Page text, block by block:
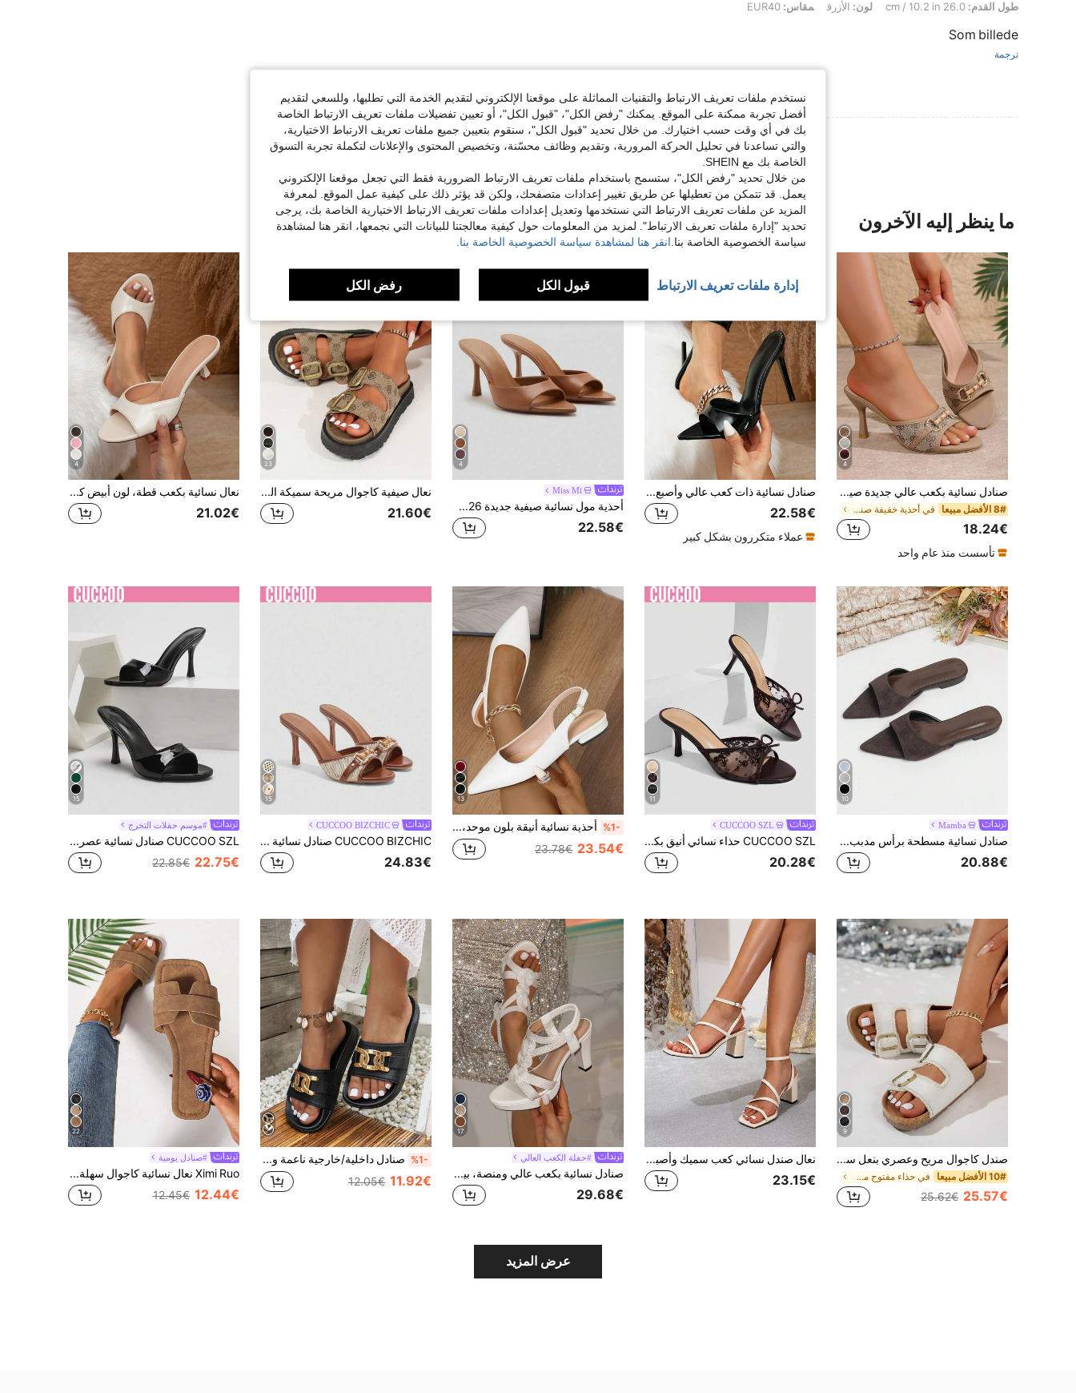
طول القدم: 26.0 cm / 10.2 in, لون: الأزرق, مقاس: EUR40
طول القدم: لون: الأزرق مقاس:
Som billede
ترجمة
مفيد (0)
ما ينظر إليه الآخرون
4
صنادل نسائية بكعب عالي جديدة صيفية بأسلوب فرنسي عتيق، كعب رفيع بأسلوب فاخر خفيف مع إبزيم حدوة الحصان، أحذية كعب رفيع أنيقة للخارج، صنادل بكعب عالي متعددة الاستخدامات للتنقل والمواعدة مفتوحة الأصابع، صنادل جاكار عتيقة أنيقة وجذابة للنساء
8# الأفضل مبيعا في أحذية خفيفة صنادل النساء
18.24€
تأسست منذ عام واحد
صنادل نسائية ذات كعب عالي وأصبع قدم مدبب، صنادل رباطية جديدة متعددة الاستخدامات للربيع والصيف، بطراز أوروبي جذاب، كعب إبرة
22.58€
عملاء متكررون بشكل كبير
4
Miss Mi
أحذية مول نسائية صيفية جديدة 2026، صنادل بكعب عالي برأس مدبب سهلة الارتداء، نعال خارجية عصرية بحزام، كعب ستيلتو
22.58€
23
نعال صيفية كاجوال مريحة سميكة الوحدة، ضروريات السفر للنساء
21.60€
4
نعال نسائية بكعب قطة، لون أبيض كريمي، مقدمة مستديرة، مفتوحة الأصابع، حزام واحد، صندل بكعب عالي متعدد الاستخدامات للتنقل والمواعيد في الصيف
21.02€
10
Mamba
صنادل نسائية مسطحة برأس مدبب، ضرورية للعطلات، صنادل شاطئ جديدة متعددة الاستخدامات بقاع ناعم لربيع/صيف 2026، صنادل رومانية عصرية للنساء
20.88€
11
CUCCOO SZL
CUCCOO SZL حذاء نسائي أنيق بكعب قطة مع تفاصيل فيونكة من الدانتيل الشفاف، صندل بكعب سهل الارتداء
20.28€
13
%1- أحذية نسائية أنيقة بلون موحد، مع حزام الكاحل، كعب منخفض خفيف الوزن، مقدمة مدببة - أحذية نسائية مسطحة، بتصميم بسيط
23.54€
23.78€
15
CUCCOO BIZCHIC
CUCCOO BIZCHIC صنادل نسائية أنيقة وأنيقة للتنقل بكعب عالي
24.83€
15
#موسم حفلات التخرج
CUCCOO SZL صنادل نسائية عصرية متعددة الاستخدامات ذات كعب عالٍ للارتداء في الخارج، صيفي
22.75€
22.85€
9
صندل كاجوال مريح وعصري بنعل سميك وأصابع مفتوحة، نعل منصة مستدير، حزام روماني للشاطئ، مناسب للخروجات الربيعية والصيفية
10# الأفضل مبيعا في حذاء مفتوح من الأمام صنادل النساء
25.57€
25.62€
نعال صندل نسائي كعب سميك وأصبع مربع، بسير إبزيم لون المشمش، أنيق وأنيق للتنقل
23.15€
17
#حفلة الكعب العالي
صنادل نسائية بكعب عالي ومنصة، بيضاء أنيقة مطرزة بحزام كاحل نصف مغطى، كعب سميك ونعل سميك، صنادل رومانية، أحذية موضة
29.68€
%1- صنادل داخلية/خارجية ناعمة ومريحة وخفيفة الوزن للفتيات، مزينة بطبقة لامعة، صنادل مفتوحة الأصابع، أحذية شاطئ، أحذية حمام
11.92€
12.05€
22
#صنادل يومية
Ximi Ruo نعال نسائية كاجوال سهلة الارتداء جديدة لموضة الربيع والصيف، صندل سلايد مسطح مريح، أحذية شاطئ للاستخدام الخارجي، ضرورية للعطلات
12.44€
12.45€
عرض المزيد
نستخدم ملفات تعريف الارتباط والتقنيات المماثلة على موقعنا الإلكتروني لتقديم الخدمة التي تطلبها، وللسعي لتقديم
أفضل تجربة ممكنة على الموقع. يمكنك "رفض الكل"، "قبول الكل"، أو تعيين تفضيلات ملفات تعريف الارتباط الخاصة
بك في أي وقت حسب اختيارك. من خلال تحديد "قبول الكل"، سنقوم بتعيين جميع ملفات تعريف الارتباط الاختيارية،
والتي تساعدنا في تحليل الحركة المرورية، وتقديم وظائف محسّنة، وتخصيص المحتوى والإعلانات لتكملة تجربة التسوق
الخاصة بك مع SHEIN.
من خلال تحديد "رفض الكل"، ستسمح باستخدام ملفات تعريف الارتباط الضرورية فقط التي تجعل موقعنا الإلكتروني
يعمل. قد تتمكن من تعطيلها عن طريق تغيير إعدادات متصفحك، ولكن قد يؤثر ذلك على كيفية عمل الموقع. لمعرفة
المزيد عن ملفات تعريف الارتباط التي نستخدمها وتعديل إعدادات ملفات تعريف الارتباط الاختيارية الخاصة بك، يرجى
تحديد "إدارة ملفات تعريف الارتباط". لمزيد من المعلومات حول كيفية معالجتنا للبيانات التي نجمعها، انقر هنا لمشاهدة
سياسة الخصوصية الخاصة بنا. انقر هنا لمشاهدة سياسة الخصوصية الخاصة بنا.
إدارة ملفات تعريف الارتباط قبول الكل رفض الكل